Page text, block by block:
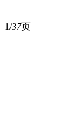
1/37页